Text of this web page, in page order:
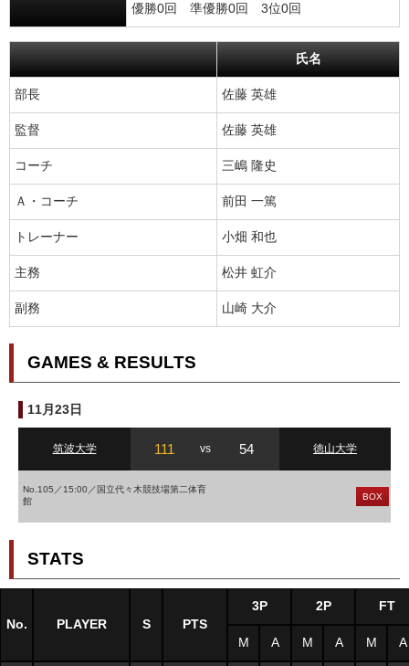
優勝0回 準優勝0回 3位0回
氏名
部長 佐藤 英雄
監督 佐藤 英雄
コーチ 三嶋 隆史
Ａ・コーチ 前田 一篤
トレーナー 小畑 和也
主務 松井 虹介
副務 山崎 大介
GAMES & RESULTS
11月23日
筑波大学 111 vs 54 徳山大学
No.105／15:00／国立代々木競技場第二体育
館
BOX
STATS
No. PLAYER S PTS
3P 2P FT
M A M A M A